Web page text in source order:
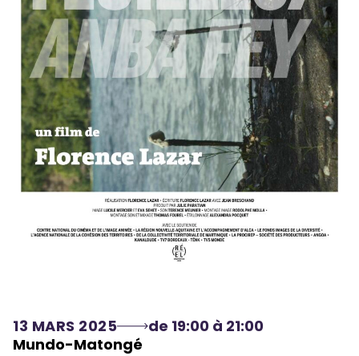
13 MARS 2025
de 19:00 à 21:00
Mundo-Matongé